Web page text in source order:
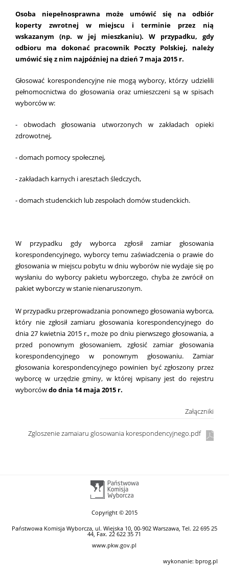
Osoba niepełnosprawna może umówić się na odbiór
koperty zwrotnej w miejscu i terminie przez nią
wskazanym (np. w jej mieszkaniu). W przypadku, gdy
odbioru ma dokonać pracownik Poczty Polskiej, należy
umówić się z nim najpóźniej na dzień 7 maja 2015 r.
Głosować korespondencyjne nie mogą wyborcy, którzy udzielili
pełnomocnictwa do głosowania oraz umieszczeni są w spisach
wyborców w:
- obwodach głosowania utworzonych w zakładach opieki
zdrowotnej,
- domach pomocy społecznej,
- zakładach karnych i aresztach śledczych,
- domach studenckich lub zespołach domów studenckich.
W przypadku gdy wyborca zgłosił zamiar głosowania
korespondencyjnego, wyborcy temu zaświadczenia o prawie do
głosowania w miejscu pobytu w dniu wyborów nie wydaje się po
wysłaniu do wyborcy pakietu wyborczego, chyba że zwrócił on
pakiet wyborczy w stanie nienaruszonym.
W przypadku przeprowadzania ponownego głosowania wyborca,
który nie zgłosił zamiaru głosowania korespondencyjnego do
dnia 27 kwietnia 2015 r., może po dniu pierwszego głosowania, a
przed ponownym głosowaniem, zgłosić zamiar głosowania
korespondencyjnego w ponownym głosowaniu. Zamiar
głosowania korespondencyjnego powinien być zgłoszony przez
wyborcę w urzędzie gminy, w której wpisany jest do rejestru
wyborcówdo dnia 14 maja 2015 r.
Załączniki
Zgloszenie zamaiaru glosowania korespondencyjnego.pdf
Copyright © 2015
Państwowa Komisja Wyborcza, ul. Wiejska 10, 00-902 Warszawa, Tel. 22 695 25
44, Fax. 22 622 35 71
www.pkw.gov.pl
wykonanie: bprog.pl